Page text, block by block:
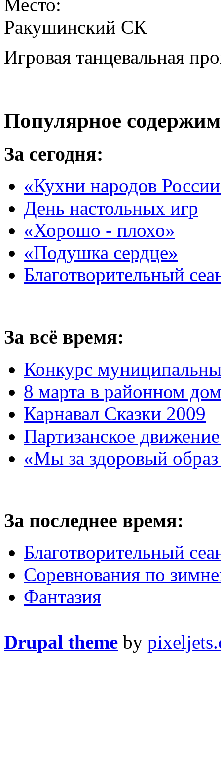
Место:
Ракушинский СК
Игровая танцевальная
Популярное
За сегодня:
«Кухни народов
День настольных игр
«Хорошо - плохо»
«Подушка сердце»
Благотворительный
За всё время:
Конкурс
8 марта в районном
Карнавал Сказки 2009
Партизанское
«Мы за здоровый
За последнее время:
Благотворительный
Соревнования по
Фантазия
Drupal theme by